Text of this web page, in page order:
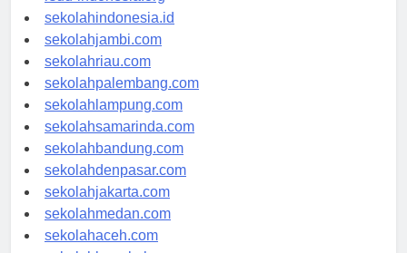
rsud-indonesia.org
sekolahindonesia.id
sekolahjambi.com
sekolahriau.com
sekolahpalembang.com
sekolahlampung.com
sekolahsamarinda.com
sekolahbandung.com
sekolahdenpasar.com
sekolahjakarta.com
sekolahmedan.com